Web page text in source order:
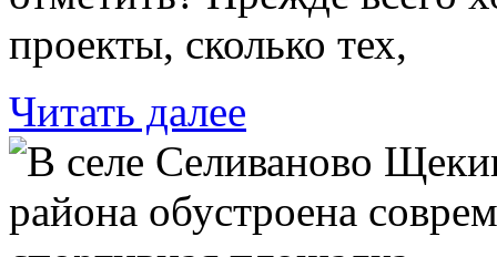
проекты, сколько тех,
Читать далее